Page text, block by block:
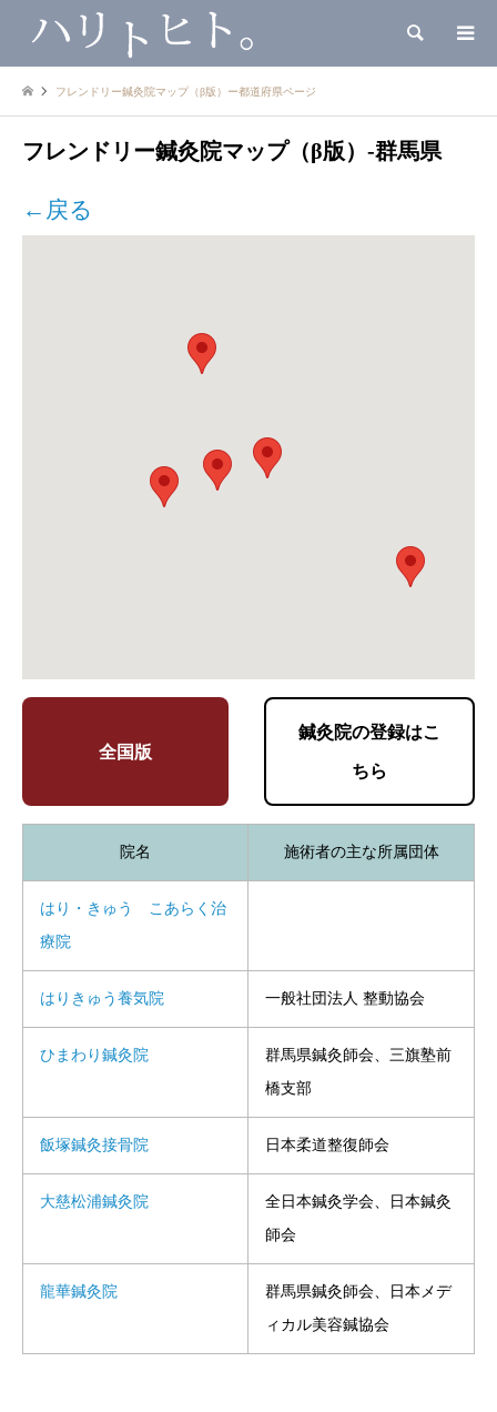
検索
フレンドリー鍼灸院マップ（β版）ー都道府県ページ
フレンドリー鍼灸院マップ（β版）-群馬県
←戻る
全国版
鍼灸院の登録はこ
ちら
院名 施術者の主な所属団体
はり・きゅう こあらく治
療院
はりきゅう養気院 一般社団法人 整動協会
ひまわり鍼灸院
群馬県鍼灸師会、三旗塾前
橋支部
飯塚鍼灸接骨院 日本柔道整復師会
大慈松浦鍼灸院
全日本鍼灸学会、日本鍼灸
師会
龍華鍼灸院
群馬県鍼灸師会、日本メデ
ィカル美容鍼協会